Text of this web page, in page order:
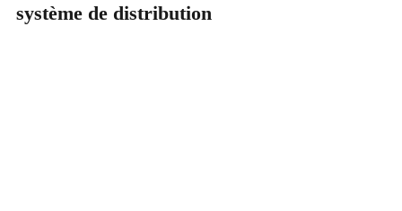
système de distribution